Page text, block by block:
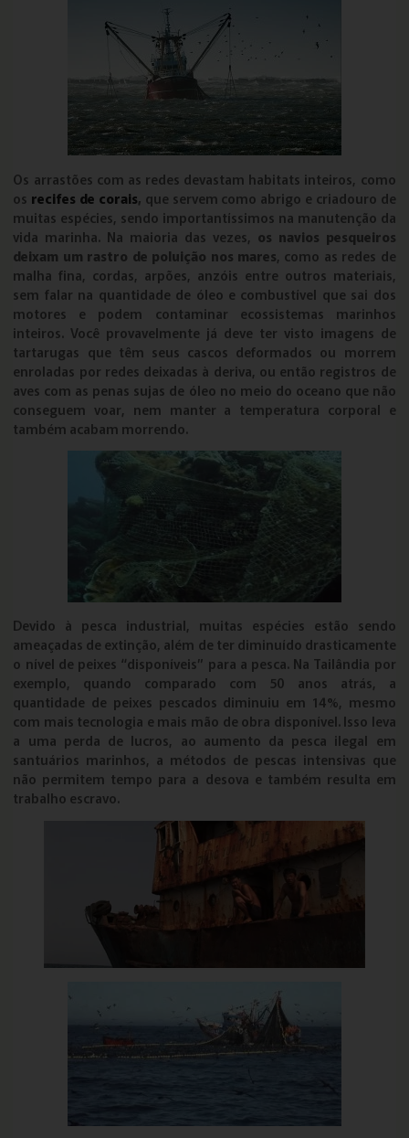
Os arrastões com as redes devastam habitats inteiros, como
os recifes de corais, que servem como abrigo e criadouro de
muitas espécies, sendo importantíssimos na manutenção da
vida marinha. Na maioria das vezes, os navios pesqueiros
deixam um rastro de poluição nos mares, como as redes de
malha fina, cordas, arpões, anzóis entre outros materiais,
sem falar na quantidade de óleo e combustível que sai dos
motores e podem contaminar ecossistemas marinhos
inteiros. Você provavelmente já deve ter visto imagens de
tartarugas que têm seus cascos deformados ou morrem
enroladas por redes deixadas à deriva, ou então registros de
aves com as penas sujas de óleo no meio do oceano que não
conseguem voar, nem manter a temperatura corporal e
também acabam morrendo.
Devido à pesca industrial, muitas espécies estão sendo
ameaçadas de extinção, além de ter diminuído drasticamente
o nível de peixes “disponíveis” para a pesca. Na Tailândia por
exemplo, quando comparado com 50 anos atrás, a
quantidade de peixes pescados diminuiu em 14%, mesmo
com mais tecnologia e mais mão de obra disponível. Isso leva
a uma perda de lucros, ao aumento da pesca ilegal em
santuários marinhos, a métodos de pescas intensivas que
não permitem tempo para a desova e também resulta em
trabalho escravo.